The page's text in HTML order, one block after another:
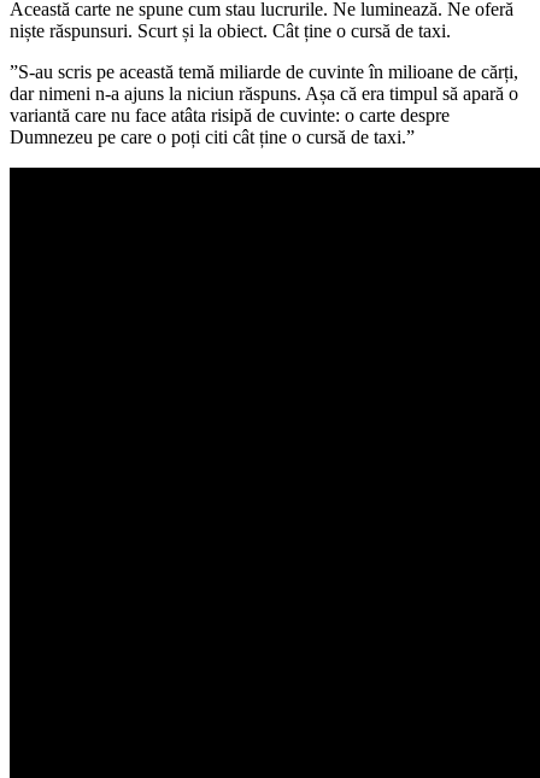
Această carte ne spune cum stau lucrurile. Ne luminează. Ne oferă
niște răspunsuri. Scurt și la obiect. Cât ține o cursă de taxi.
”S-au scris pe această temă miliarde de cuvinte în milioane de cărți,
dar nimeni n-a ajuns la niciun răspuns. Așa că era timpul să apară o
variantă care nu face atâta risipă de cuvinte: o carte despre
Dumnezeu pe care o poți citi cât ține o cursă de taxi.”